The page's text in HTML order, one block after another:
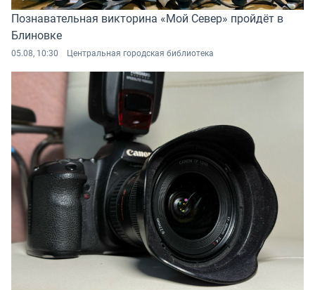
Познавательная викторина «Мой Север» пройдёт в
Блиновке
05.08, 10:30 Центральная городская библиотека